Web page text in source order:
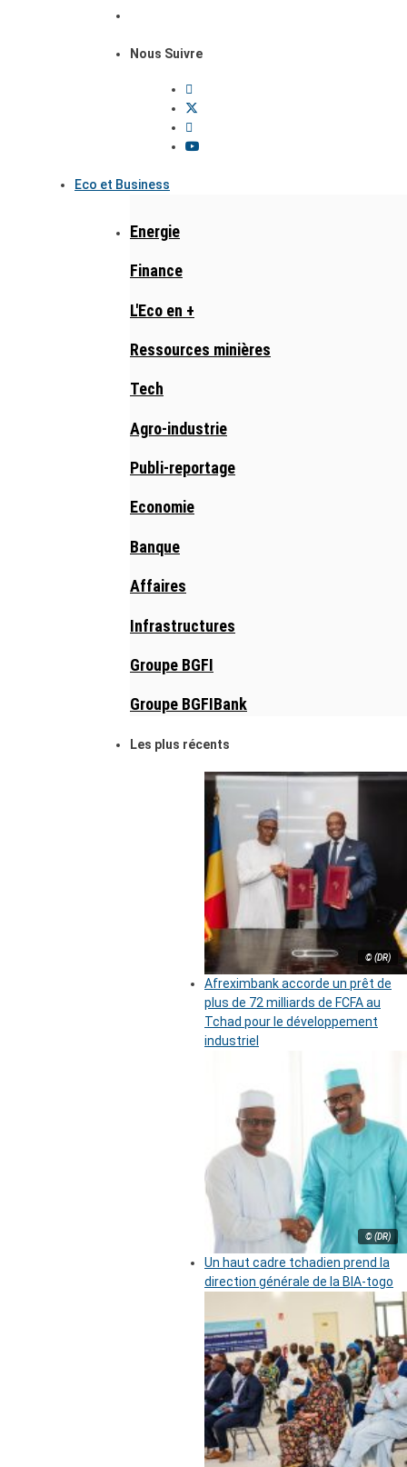
Nous Suivre
Eco et Business
Energie
Finance
L'Eco en +
Ressources minières
Tech
Agro-industrie
Publi-reportage
Economie
Banque
Affaires
Infrastructures
Groupe BGFI
Groupe BGFIBank
Les plus récents
© (DR)
Afreximbank accorde un prêt de
plus de 72 milliards de FCFA au
Tchad pour le développement
industriel
© (DR)
Un haut cadre tchadien prend la
direction générale de la BIA-togo